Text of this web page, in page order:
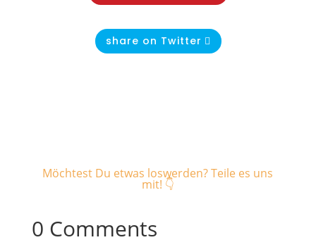
share on Twitter
Möchtest Du etwas loswerden? Teile es uns
mit! 👇
0 Comments